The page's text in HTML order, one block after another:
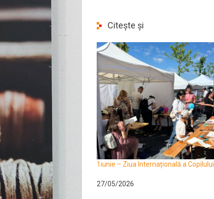
Citește și
1iunie – Ziua Internațională a Copilului
27/05/2026